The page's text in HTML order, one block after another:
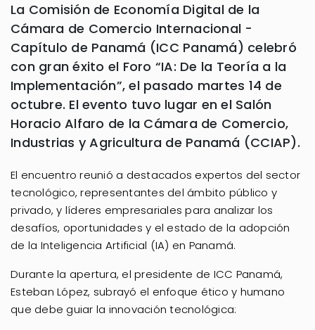
La Comisión de Economía Digital de la
Cámara de Comercio Internacional -
Capítulo de Panamá (ICC Panamá) celebró
con gran éxito el Foro “IA: De la Teoría a la
Implementación”, el pasado martes 14 de
octubre. El evento tuvo lugar en el Salón
Horacio Alfaro de la Cámara de Comercio,
Industrias y Agricultura de Panamá (CCIAP).
El encuentro reunió a destacados expertos del sector
tecnológico, representantes del ámbito público y
privado, y líderes empresariales para analizar los
desafíos, oportunidades y el estado de la adopción
de la Inteligencia Artificial (IA) en Panamá.
Durante la apertura, el presidente de ICC Panamá,
Esteban López, subrayó el enfoque ético y humano
que debe guiar la innovación tecnológica: